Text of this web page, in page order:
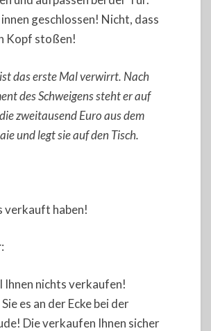
geschlossen! Nicht, dass
Kopf stoßen!
das erste Mal verwirrt. Nach
des Schweigens steht er auf
zweitausend Euro aus dem
und legt sie auf den Tisch.
verkauft haben!
:
Ihnen nichts verkaufen!
es an der Ecke bei der
Die verkaufen Ihnen sicher